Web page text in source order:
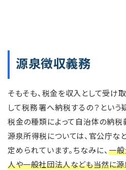
源泉徴収義務
そもそも、税金を収入として受け
して税務署へ納税するの？という
税金の種類によって自治体の納税
源泉所得税については、官公庁な
定められています。ちなみに、一
人や一般社団法人なども当然に